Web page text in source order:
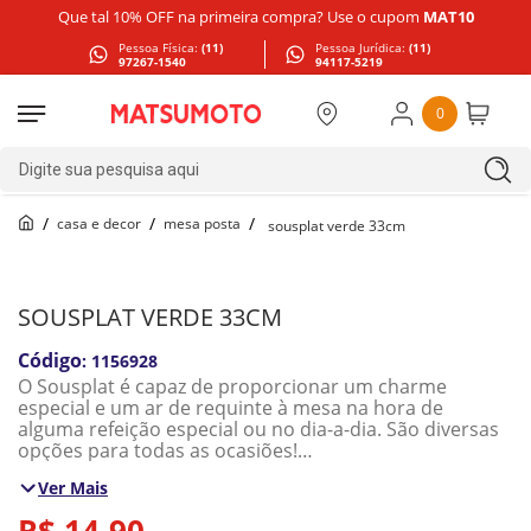
Que tal 10% OFF na primeira compra? Use o cupom MAT10
Pessoa Física: (11)
97267-1540
Pessoa Jurídica: (11)
94117-5219
0
Digite sua pesquisa aqui
casa e decor mesa posta sousplat verde 33cm
SOUSPLAT VERDE 33CM
: 1156928
O Sousplat é capaz de proporcionar um charme
especial e um ar de requinte à mesa na hora de
alguma refeição especial ou no dia-a-dia. São diversas
opções para todas as ocasiões!
Quantidade: 1 Unidade
Cor: Verde
Ver Mais